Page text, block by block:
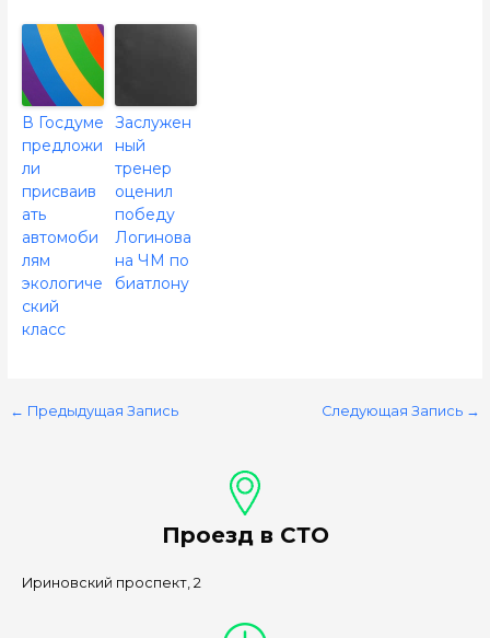
В Госдуме
предложи
ли
присваив
ать
автомоби
лям
экологиче
ский
класс
Заслужен
ный
тренер
оценил
победу
Логинова
на ЧМ по
биатлону
← Предыдущая Запись Следующая Запись →
Проезд в СТО
Ириновский проспект, 2